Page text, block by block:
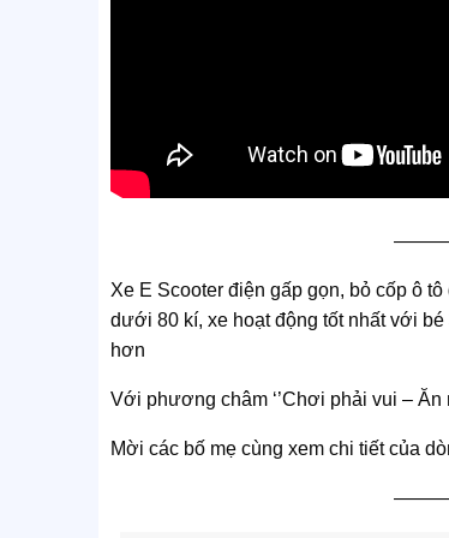
Xe E Scooter điện gấp gọn, bỏ cốp ô
dưới 80 kí, xe hoạt động tốt nhất với
hơn
Với phương châm ‘’Chơi phải vui –
Mời các bố mẹ cùng xem chi tiết của